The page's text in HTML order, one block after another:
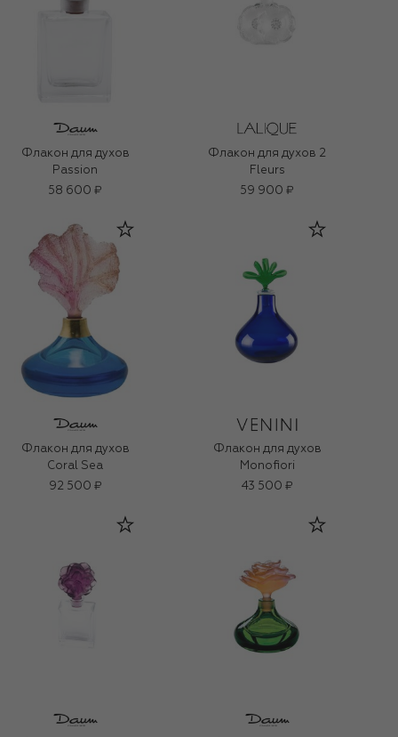
Флакон для духов
Passion
58 600 ₽
Флакон для духов 2
Fleurs
59 900 ₽
Флакон для духов
Coral Sea
92 500 ₽
Флакон для духов
Monofiori
43 500 ₽